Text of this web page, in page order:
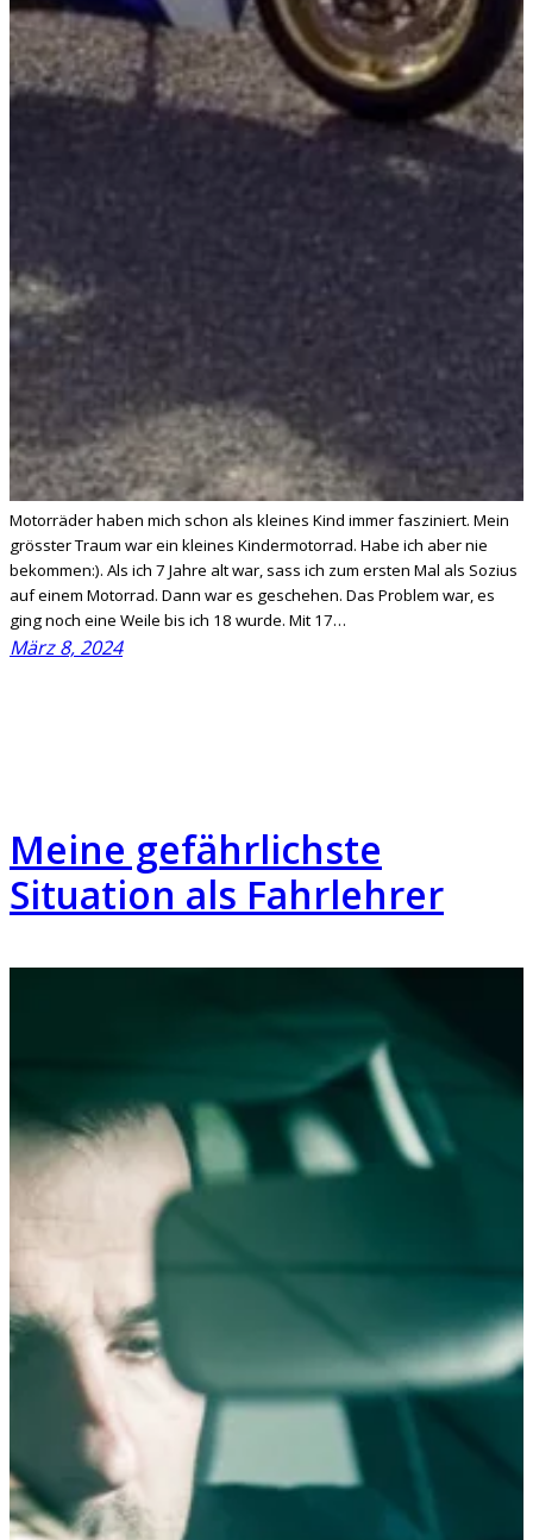
Motorräder haben mich schon als kleines Kind immer fasziniert. Mein
grösster Traum war ein kleines Kindermotorrad. Habe ich aber nie
bekommen:). Als ich 7 Jahre alt war, sass ich zum ersten Mal als Sozius
auf einem Motorrad. Dann war es geschehen. Das Problem war, es
ging noch eine Weile bis ich 18 wurde. Mit 17…
März 8, 2024
Meine gefährlichste
Situation als Fahrlehrer